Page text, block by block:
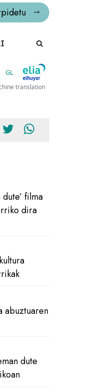
GL
translation
filma
dira
abuztuaren
dute